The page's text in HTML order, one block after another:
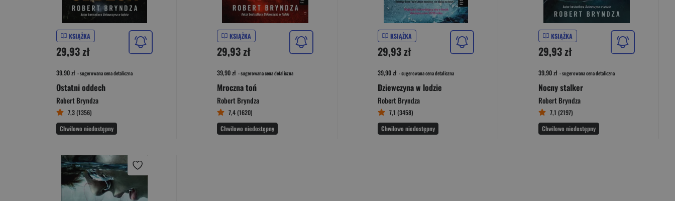
KSIĄŻKA
29,93 zł
39,90 zł - sugerowana cena detaliczna
Ostatni oddech
Robert Bryndza
7,3 (1356)
Chwilowo niedostępny
KSIĄŻKA
29,93 zł
39,90 zł - sugerowana cena detaliczna
Mroczna toń
Robert Bryndza
7,4 (1620)
Chwilowo niedostępny
KSIĄŻKA
29,93 zł
39,90 zł - sugerowana cena detaliczna
Dziewczyna w lodzie
Robert Bryndza
7,1 (3458)
Chwilowo niedostępny
KSIĄŻKA
29,93 zł
39,90 zł - sugerowana cena detaliczna
Nocny stalker
Robert Bryndza
7,1 (2197)
Chwilowo niedostępny